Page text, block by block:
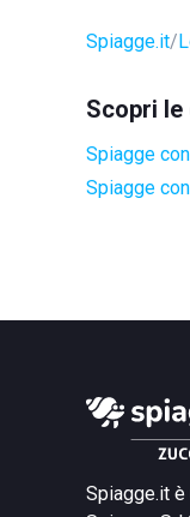
Spiagge.it
Scopri
Spiagge
Spiagge
Spiagge.it